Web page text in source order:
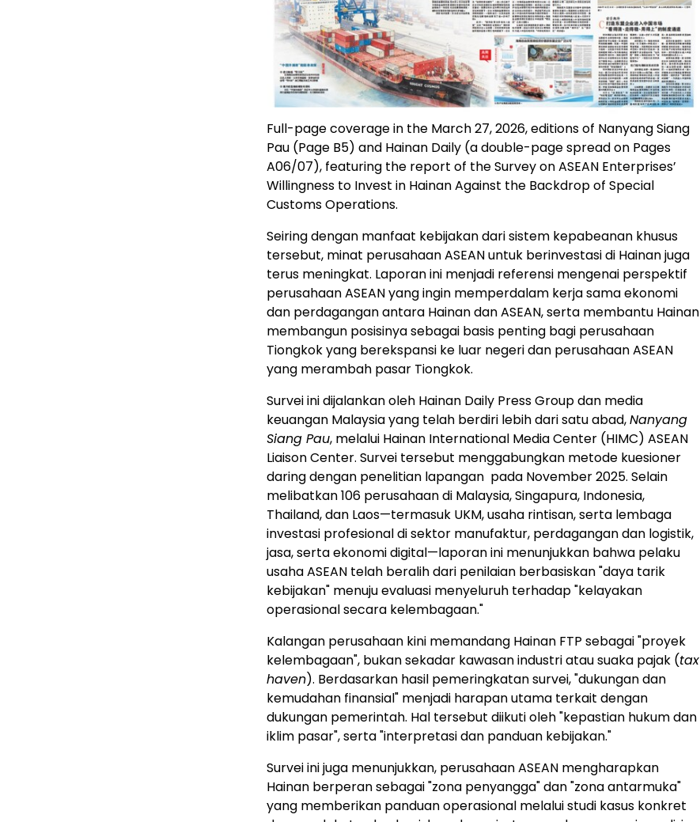
Full-page coverage in the March 27, 2026, editions of Nanyang Siang
Pau (Page B5) and Hainan Daily (a double-page spread on Pages
A06/07), featuring the report of the Survey on ASEAN Enterprises’
Willingness to Invest in Hainan Against the Backdrop of Special
Customs Operations.
Seiring dengan manfaat kebijakan dari sistem kepabeanan khusus
tersebut, minat perusahaan ASEAN untuk berinvestasi di Hainan juga
terus meningkat. Laporan ini menjadi referensi mengenai perspektif
perusahaan ASEAN yang ingin memperdalam kerja sama ekonomi
dan perdagangan antara Hainan dan ASEAN, serta membantu Hainan
membangun posisinya sebagai basis penting bagi perusahaan
Tiongkok yang berekspansi ke luar negeri dan perusahaan ASEAN
yang merambah pasar Tiongkok.
Survei ini dijalankan oleh Hainan Daily Press Group dan media
keuangan Malaysia yang telah berdiri lebih dari satu abad,Nanyang
Siang Pau, melalui Hainan International Media Center (HIMC) ASEAN
Liaison Center. Survei tersebut menggabungkan metode kuesioner
daring dengan penelitian lapangan pada November 2025. Selain
melibatkan 106 perusahaan di Malaysia, Singapura, Indonesia,
Thailand, dan Laos—termasuk UKM, usaha rintisan, serta lembaga
investasi profesional di sektor manufaktur, perdagangan dan logistik,
jasa, serta ekonomi digital—laporan ini menunjukkan bahwa pelaku
usaha ASEAN telah beralih dari penilaian berbasiskan "daya tarik
kebijakan" menuju evaluasi menyeluruh terhadap "kelayakan
operasional secara kelembagaan."
Kalangan perusahaan kini memandang Hainan FTP sebagai "proyek
kelembagaan", bukan sekadar kawasan industri atau suaka pajak (tax
haven). Berdasarkan hasil pemeringkatan survei, "dukungan dan
kemudahan finansial" menjadi harapan utama terkait dengan
dukungan pemerintah. Hal tersebut diikuti oleh "kepastian hukum dan
iklim pasar", serta "interpretasi dan panduan kebijakan."
Survei ini juga menunjukkan, perusahaan ASEAN mengharapkan
Hainan berperan sebagai "zona penyangga" dan "zona antarmuka"
yang memberikan panduan operasional melalui studi kasus konkret